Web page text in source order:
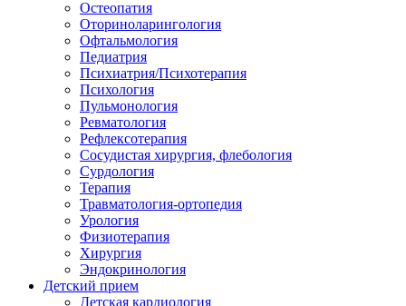
Остеопатия
Оториноларингология
Офтальмология
Педиатрия
Психиатрия/Психотерапия
Психология
Пульмонология
Ревматология
Рефлексотерапия
Сосудистая хирургия, флебология
Сурдология
Терапия
Травматология-ортопедия
Урология
Физиотерапия
Хирургия
Эндокринология
Детский прием
Детская кардиология